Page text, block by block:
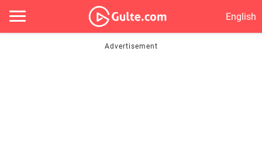
English